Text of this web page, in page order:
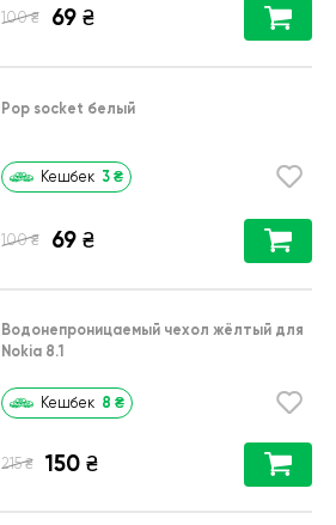
100 ₴ 69 ₴
Pop socket белый
Кешбек 3 ₴
100 ₴ 69 ₴
Водонепроницаемый чехол жёлтый для
Nokia 8.1
Кешбек 8 ₴
215 ₴ 150 ₴